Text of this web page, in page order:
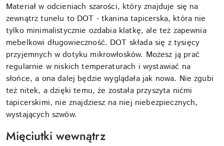
Materiał w odcieniach szarości, który znajduje się na
zewnątrz tunelu to DOT - tkanina tapicerska, która nie
tylko minimalistycznie ozdabia klatkę, ale też zapewnia
mebelkowi długowieczność. DOT składa się z tysięcy
przyjemnych w dotyku mikrowłosków. Możesz ją prać
regularnie w niskich temperaturach i wystawiać na
słońce, a ona dalej będzie wyglądała jak nowa. Nie zgubi
też nitek, a dzięki temu, że została przyszyta nićmi
tapicerskimi, nie znajdziesz na niej niebezpiecznych,
wystających szwów.
Mięciutki wewnątrz